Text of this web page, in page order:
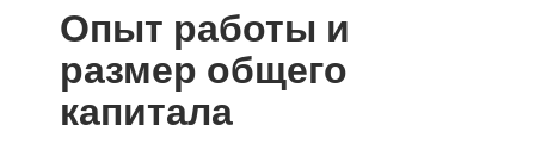
Опыт работы и
размер общего
капитала